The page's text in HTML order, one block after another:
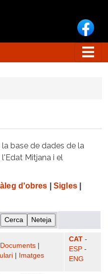
base de dades de la
Mitjana i el
d'obres Sigles|
Documents
Imatges
CAT -
ESP -
ENG